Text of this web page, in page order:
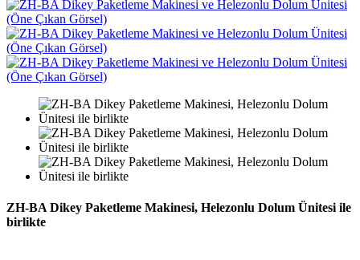
ZH-BA Dikey Paketleme Makinesi, Helezonlu Dolum Ünitesi ile
birlikte